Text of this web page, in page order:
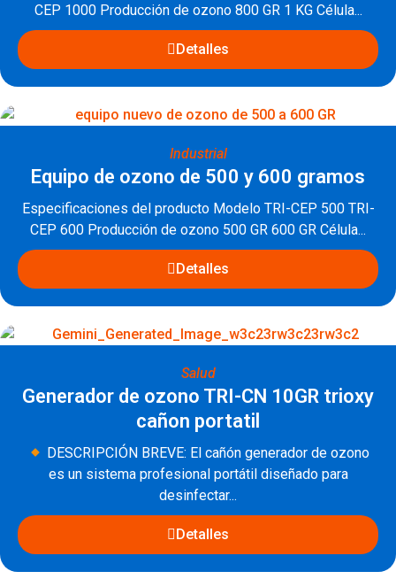
CEP 1000 Producción de ozono 800 GR 1 KG Célula...
Detalles
Industrial
Equipo de ozono de 500 y 600 gramos
Especificaciones del producto Modelo TRI-CEP 500 TRI-
CEP 600 Producción de ozono 500 GR 600 GR Célula...
Detalles
Salud
Generador de ozono TRI-CN 10GR trioxy
cañon portatil
DESCRIPCIÓN BREVE: El cañón generador de ozono
es un sistema profesional portátil diseñado para
desinfectar...
Detalles